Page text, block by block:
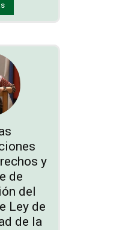
y
de
del
Ley de
de la